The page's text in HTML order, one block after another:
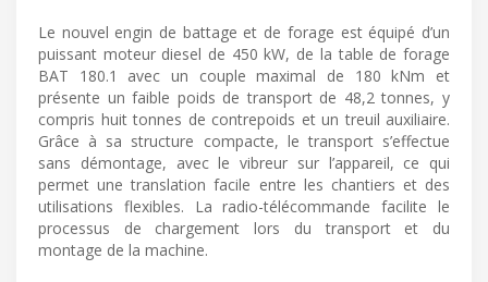
Le nouvel engin de battage et de forage est équipé d’un
puissant moteur diesel de 450 kW, de la table de forage
BAT 180.1 avec un couple maximal de 180 kNm et
présente un faible poids de transport de 48,2 tonnes, y
compris huit tonnes de contrepoids et un treuil auxiliaire.
Grâce à sa structure compacte, le transport s’effectue
sans démontage, avec le vibreur sur l’appareil, ce qui
permet une translation facile entre les chantiers et des
utilisations flexibles. La radio-télécommande facilite le
processus de chargement lors du transport et du
montage de la machine.